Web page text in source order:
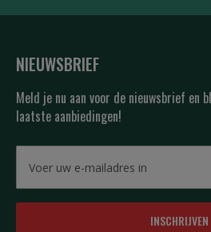
NIEUWSBRIEF
Meld je nu aan voor de nieuwsbrief en
laatste aanbiedingen!
INSCHRIJVEN